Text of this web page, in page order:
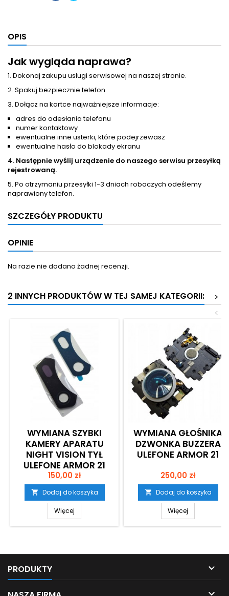
OPIS
Jak wygląda naprawa?
1. Dokonaj zakupu usługi serwisowej na naszej stronie.
2. Spakuj bezpiecznie telefon.
3. Dołącz na kartce najważniejsze informacje:
adres do odesłania telefonu
numer kontaktowy
ewentualne inne usterki, które podejrzewasz
ewentualne hasło do blokady ekranu
4. Następnie wyślij urządzenie do naszego serwisu przesyłką
rejestrowaną.
5. Po otrzymaniu przesyłki 1-3 dniach roboczych odeślemy
naprawiony telefon.
SZCZEGÓŁY PRODUKTU
OPINIE
Na razie nie dodano żadnej recenzji.
2 INNYCH PRODUKTÓW W TEJ SAMEJ KATEGORII:
>
<
WYMIANA SZYBKI
KAMERY APARATU
NIGHT VISION TYŁ
ULEFONE ARMOR 21
Cena
150,00 zł
 Dodaj do koszyka
Więcej
WYMIANA GŁOŚNIKA
DZWONKA BUZZERA
ULEFONE ARMOR 21
Cena
250,00 zł
 Dodaj do koszyka
Więcej
PRODUKTY 